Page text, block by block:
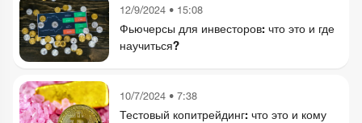
12/9/2024 • 15:08
Фьючерсы для инвесторов: что это и где
научиться?
10/7/2024 • 7:38
Тестовый копитрейдинг: что это и кому